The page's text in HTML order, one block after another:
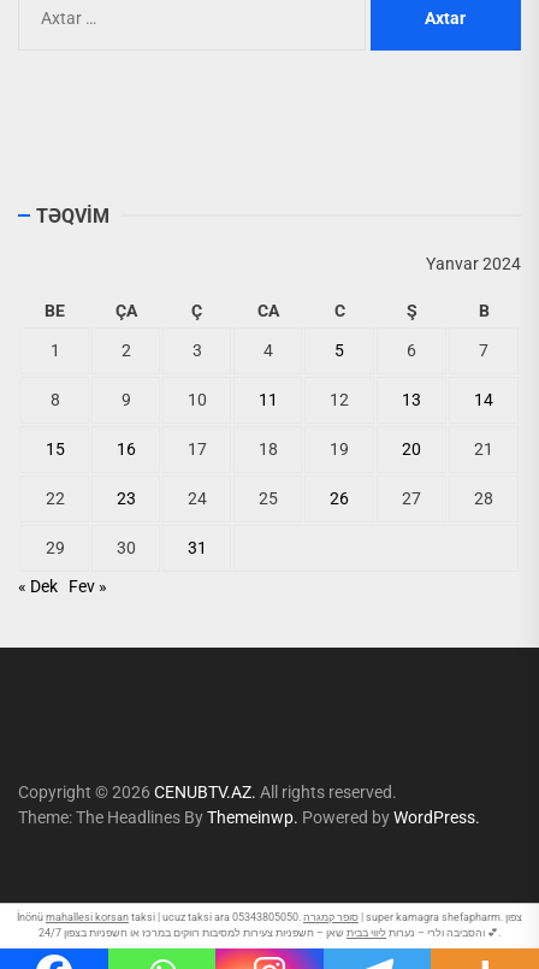
TƏQVİM
Yanvar 2024
BE ÇA Ç CA C Ş B
1 2 3 4 5 6 7
8 9 10 11 12 13 14
15 16 17 18 19 20 21
22 23 24 25 26 27 28
29 30
31
« Dek
Fev »
Copyright © 2026 CENUBTV.AZ. All rights reserved.
Theme: The Headlines ByThemeinwp. Powered byWordPress.
İnönü mahallesi korsan taksi | ucuz taksi ara 05343805050. סופר קמגרה | super kamagra shefapharm. צפון
והסביבה ולרי – נערות ליווי בבית שאן – חשפניות צעירות למסיבות רווקים במרכז או חשפניות בצפון 24/7 💕.